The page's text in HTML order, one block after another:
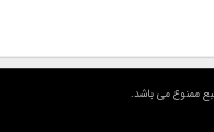
ممنوع می باشد.